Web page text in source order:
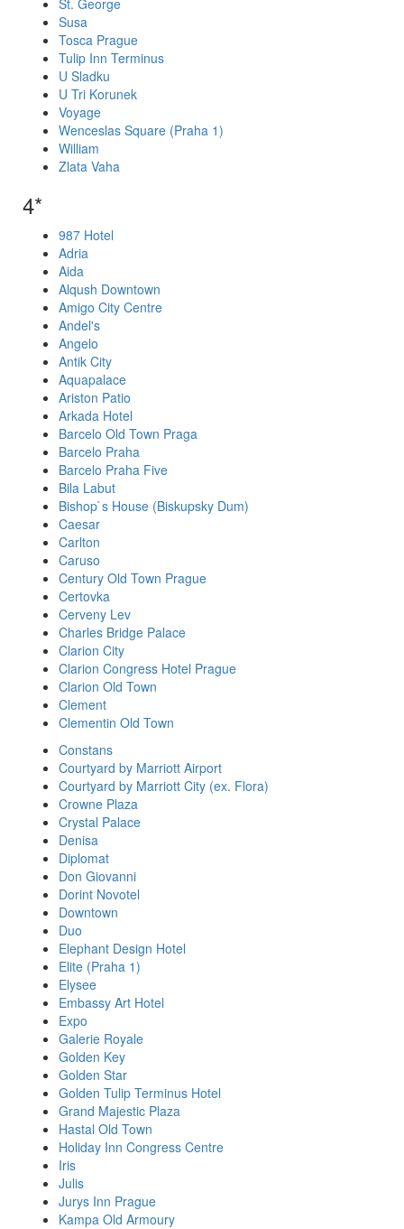
St. George
Susa
Tosca Prague
Tulip Inn Terminus
U Sladku
U Tri Korunek
Voyage
Wenceslas Square (Praha 1)
William
Zlata Vaha
4*
987 Hotel
Adria
Aida
Alqush Downtown
Amigo City Centre
Andel's
Angelo
Antik City
Aquapalace
Ariston Patio
Arkada Hotel
Barcelo Old Town Praga
Barcelo Praha
Barcelo Praha Five
Bila Labut
Bishop`s House (Biskupsky Dum)
Caesar
Carlton
Caruso
Century Old Town Prague
Certovka
Cerveny Lev
Charles Bridge Palace
Clarion City
Clarion Congress Hotel Prague
Clarion Old Town
Clement
Clementin Old Town
Constans
Courtyard by Marriott Airport
Courtyard by Marriott City (ex. Flora)
Crowne Plaza
Crystal Palace
Denisa
Diplomat
Don Giovanni
Dorint Novotel
Downtown
Duo
Elephant Design Hotel
Elite (Praha 1)
Elysee
Embassy Art Hotel
Expo
Galerie Royale
Golden Key
Golden Star
Golden Tulip Terminus Hotel
Grand Majestic Plaza
Hastal Old Town
Holiday Inn Congress Centre
Iris
Julis
Jurys Inn Prague
Kampa Old Armoury